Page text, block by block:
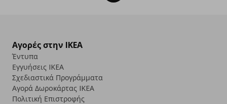
Αγορές στην IKEA
Έντυπα
Εγγυήσεις IKEA
Σχεδιαστικά Προγράμματα
Αγορά Δωρoκάρτας IKEA
Πολιτική Επιστροφής